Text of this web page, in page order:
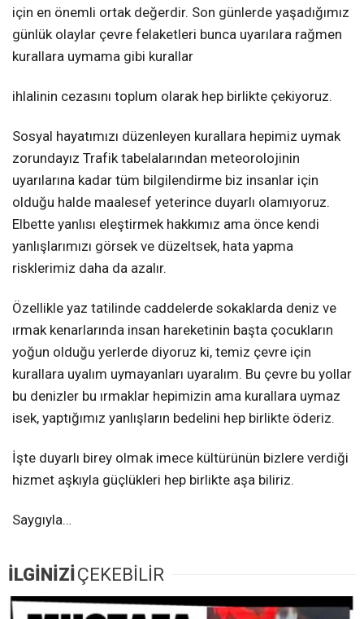
için en önemli ortak değerdir. Son günlerde yaşadığımız
günlük olaylar çevre felaketleri bunca uyarılara rağmen
kurallara uymama gibi kurallar
ihlalinin cezasını toplum olarak hep birlikte çekiyoruz.
Sosyal hayatımızı düzenleyen kurallara hepimiz uymak
zorundayız Trafik tabelalarından meteorolojinin
uyarılarına kadar tüm bilgilendirme biz insanlar için
olduğu halde maalesef yeterince duyarlı olamıyoruz.
Elbette yanlısı eleştirmek hakkımız ama önce kendi
yanlışlarımızı görsek ve düzeltsek, hata yapma
risklerimiz daha da azalır.
Özellikle yaz tatilinde caddelerde sokaklarda deniz ve
ırmak kenarlarında insan hareketinin başta çocukların
yoğun olduğu yerlerde diyoruz ki, temiz çevre için
kurallara uyalım uymayanları uyaralım. Bu çevre bu yollar
bu denizler bu ırmaklar hepimizin ama kurallara uymaz
isek, yaptığımız yanlışların bedelini hep birlikte öderiz.
İşte duyarlı birey olmak imece kültürünün bizlere verdiği
hizmet aşkıyla güçlükleri hep birlikte aşa biliriz.
Saygıyla…
İLGİNİZİÇEKEBİLİR